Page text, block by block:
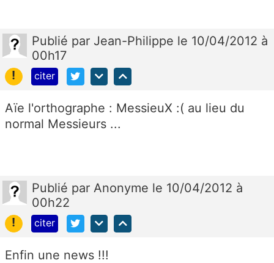
Publié par Jean-Philippe le 10/04/2012 à
00h17
!
citer
Aïe l'orthographe : MessieuX :( au lieu du
normal Messieurs ...
Publié par Anonyme le 10/04/2012 à
00h22
!
citer
Enfin une news !!!